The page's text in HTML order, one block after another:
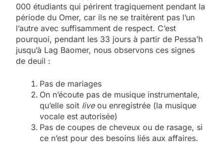
000 étudiants qui périrent tragiquement pendant la
période du Omer, car ils ne se traitèrent pas l’un
l’autre avec suffisamment de respect. C’est
pourquoi, pendant les 33 jours à partir de Pessa’h
jusqu’à Lag Baomer, nous observons ces signes
de deuil :
Pas de mariages
On n’écoute pas de musique instrumentale,
qu’elle soit liveou enregistrée (la musique
vocale est autorisée)
Pas de coupes de cheveux ou de rasage, si
ce n’est pour des besoins liés aux affaires.